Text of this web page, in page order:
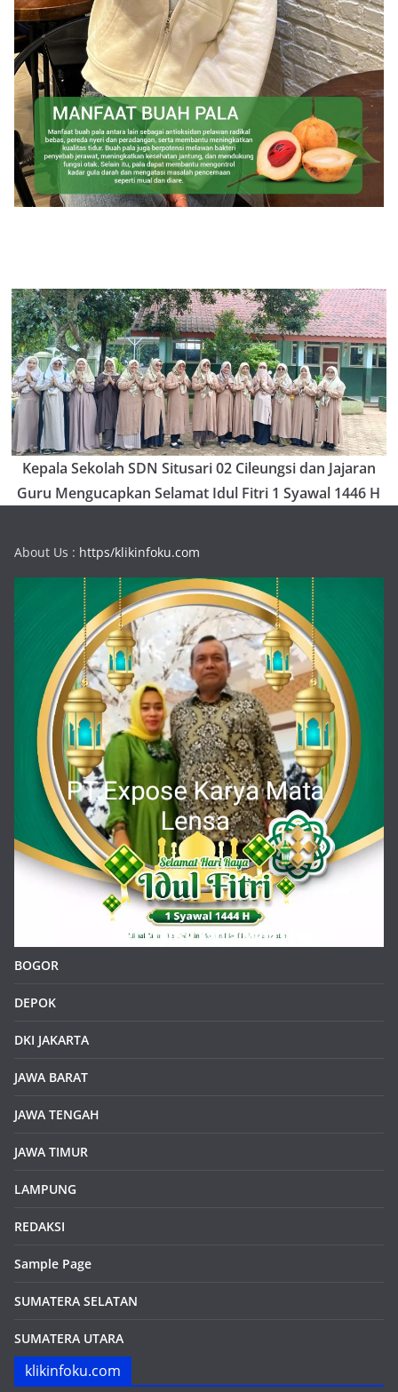
Kepala Sekolah SDN Situsari 02 Cileungsi dan Jajaran
Guru Mengucapkan Selamat Idul Fitri 1 Syawal 1446 H
About Us : https/klikinfoku.com
BOGOR
DEPOK
DKI JAKARTA
JAWA BARAT
JAWA TENGAH
JAWA TIMUR
LAMPUNG
REDAKSI
Sample Page
SUMATERA SELATAN
SUMATERA UTARA
klikinfoku.com